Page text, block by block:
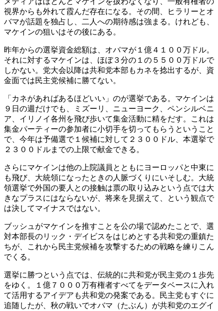
視界からも外れて霞んだ存在になる。その間、ヒラリーとオ
バマが話題を独占し、二人への期待感は強まる。けれども、
マケインの狙いはその後にある。
昨年からの選挙資金総額は、オバマが１億４１００万ドル。
それに対するマケインは、ほぼ３分の１の５５００万ドルで
しかない。党大会以降は共和党本部もカネを捻出するが、資
金面では民主党候補に勝てない。
「カネがあればあるほどいい」のが選挙である。マケインは
９日の週だけでも、ミズーリ、ニューヨーク、ペンシルベニ
ア、イリノイ各州を飛び歩いて集金活動に精をだす。これは
集金パーティーの参加者に小切手を切ってもらうということ
で、今年は予備選で１候補に対して２３００ドル、本選挙で
２３００ドルまでの上限で献金できる。
さらにマケインは他の上院議員とともにヨーロッパと中東に
も飛び、大統領になったときの人脈づくりにいそしむ。大統
領選挙で外国の要人との接触は票の取り込みという点では大
きなプラスにはならないが、将来を見据えて、という観点で
は決してマイナスではない。
ブッシュがマケインを推すことを公の場で認めたことで、選
対本部長のリック・デイビスをはじめとする共和党の重鎮た
ちが、これから民主党候補を攻撃するための戦略を練りこん
でくる。
選挙に勝つという点では、伝統的に共和党が民主党の１歩先
をゆく。１億７０００万有権者すべてをデータベースに入れ
て活用するアイデアも共和党の発案である。民主党もすぐに
追随したが、秋の戦いでオバマ（たぶん）が共和党のエグイ